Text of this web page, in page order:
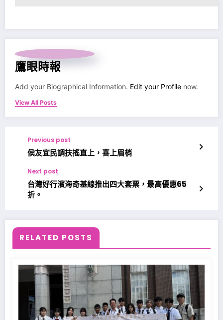
鷹眼時報
Add your Biographical Information. Edit your Profile now.
View All Posts
Previous post
侯友宜民調扶搖直上，喜上眉梢
Next post
台灣好行濱海奇基線推出四大套票，最高優惠65
折。
RELATED POSTS